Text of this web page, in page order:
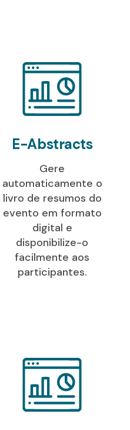
E-Abstracts
Gere
automaticamente o
livro de resumos do
evento em formato
digital e
disponibilize-o
facilmente aos
participantes.